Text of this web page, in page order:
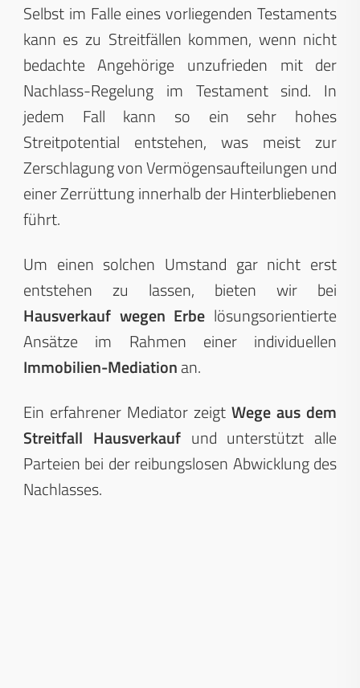
Selbst im Falle eines vorliegenden Testaments
kann es zu Streitfällen kommen, wenn nicht
bedachte Angehörige unzufrieden mit der
Nachlass-Regelung im Testament sind. In
jedem Fall kann so ein sehr hohes
Streitpotential entstehen, was meist zur
Zerschlagung von Vermögensaufteilungen und
einer Zerrüttung innerhalb der Hinterbliebenen
führt.
Um einen solchen Umstand gar nicht erst
entstehen zu lassen, bieten wir bei
Hausverkauf wegen Erbe lösungsorientierte
Ansätze im Rahmen einer individuellen
Immobilien-Mediationan.
Ein erfahrener Mediator zeigtWege aus dem
Streitfall Hausverkaufund unterstützt alle
Parteien bei der reibungslosen Abwicklung des
Nachlasses.